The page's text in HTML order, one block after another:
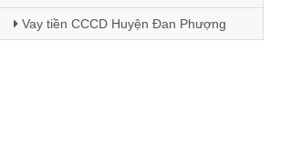
Vay tiền CCCD Huyện Đan Phượng